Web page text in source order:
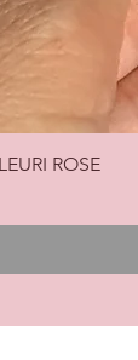
ROSE